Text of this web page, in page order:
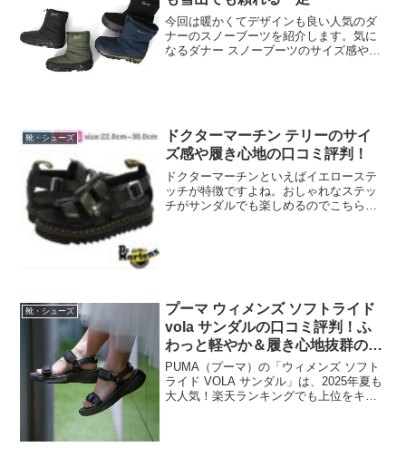
今回は暖かくてデザインも良い人気のダ
ナーのスノーブーツを紹介します。気に
なるダナー スノーブーツのサイズ感や、
靴・シューズ
ドクターマーチン テリーのサイ
ズ感や履き心地の口コミ評判！
ドクターマーチンといえばイエローステ
ッチが特徴ですよね。おしゃれなステッ
チがサンダルでも楽しめるのでこちらの
靴・シューズ
プーマ ウィメンズ ソフトライド
vola サンダルの口コミ評判！ふ
わっと軽やか＆履き心地抜群の人
気サンダル！
PUMA（プーマ）の「ウィメンズ ソフト
ライド VOLA サンダル」は、2025年夏も
大人気！楽天ランキングでも上位をキー